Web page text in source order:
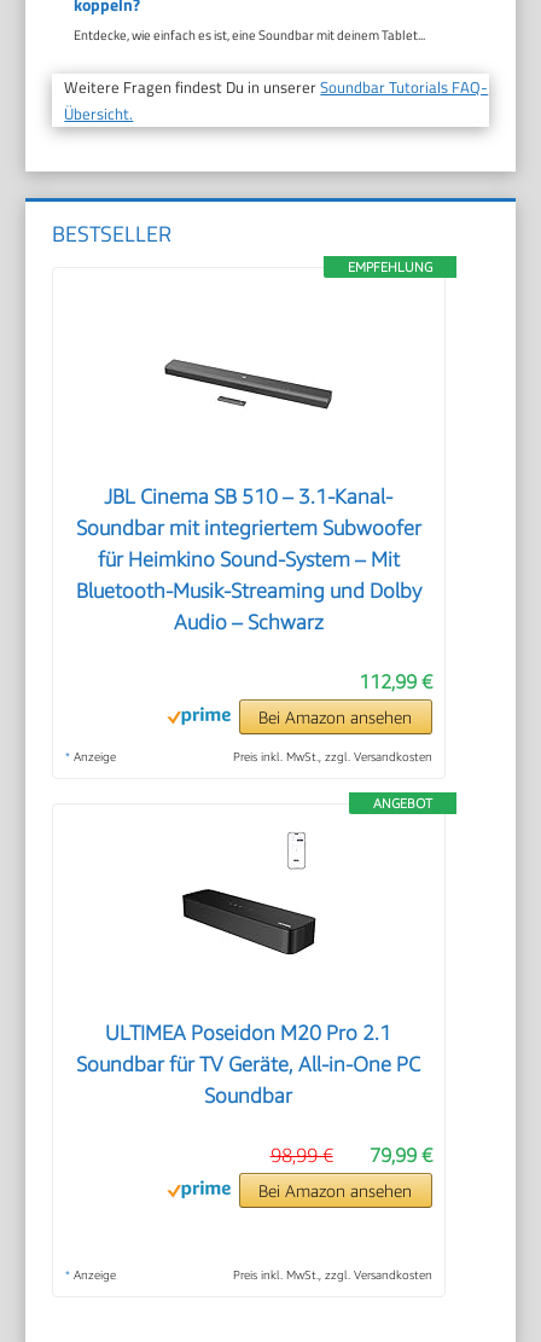
Entdecke, wie einfach es ist, eine Soundbar mit deinem Tablet...
Weitere Fragen findest Du in unsererSoundbar Tutorials FAQ-
Übersicht.
BESTSELLER
EMPFEHLUNG
JBL Cinema SB 510 – 3.1-Kanal-
Soundbar mit integriertem Subwoofer
für Heimkino Sound-System – Mit
Bluetooth-Musik-Streaming und Dolby
Audio – Schwarz
112,99 €
Bei Amazon ansehen
* Anzeige Preis inkl. MwSt., zzgl. Versandkosten
ANGEBOT
ULTIMEA Poseidon M20 Pro 2.1
Soundbar für TV Geräte, All-in-One PC
Soundbar
79,99 €
98,99 €
Bei Amazon ansehen
* Anzeige Preis inkl. MwSt., zzgl. Versandkosten